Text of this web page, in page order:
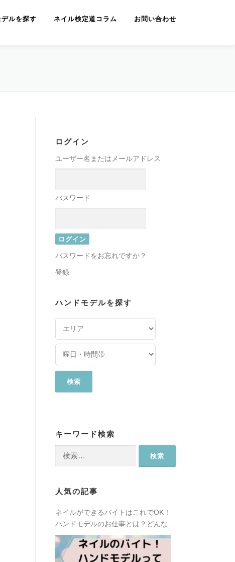
ルを探す ネイル検定道コラム お問い合わせ
ログイン
ユーザー名またはメールアドレス
パスワード
パスワードをお忘れですか？
登録
ハンドモデルを探す
キーワード検索
人気の記事
ネイルができるバイトはこれでOK！
ハンドモデルのお仕事とは？どんな種
類があるの？